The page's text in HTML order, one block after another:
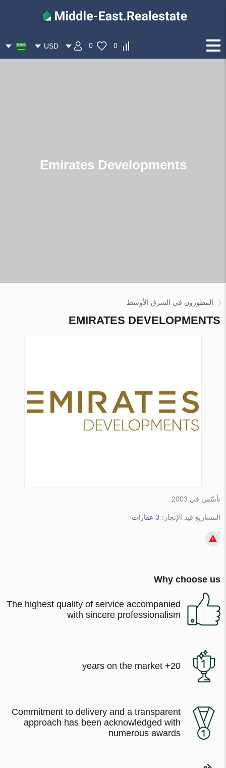
0
0
USD
Emirates Developments
المطورون في الشرق الأوسط
EMIRATES DEVELOPMENTS
تأسّس في 2003
المشاريع قيد الإنجاز: 3 عقارات
Why choose us
The highest quality of service accompanied
with sincere professionalism
20+ years on the market
Commitment to delivery and a transparent
approach has been acknowledged with
numerous awards